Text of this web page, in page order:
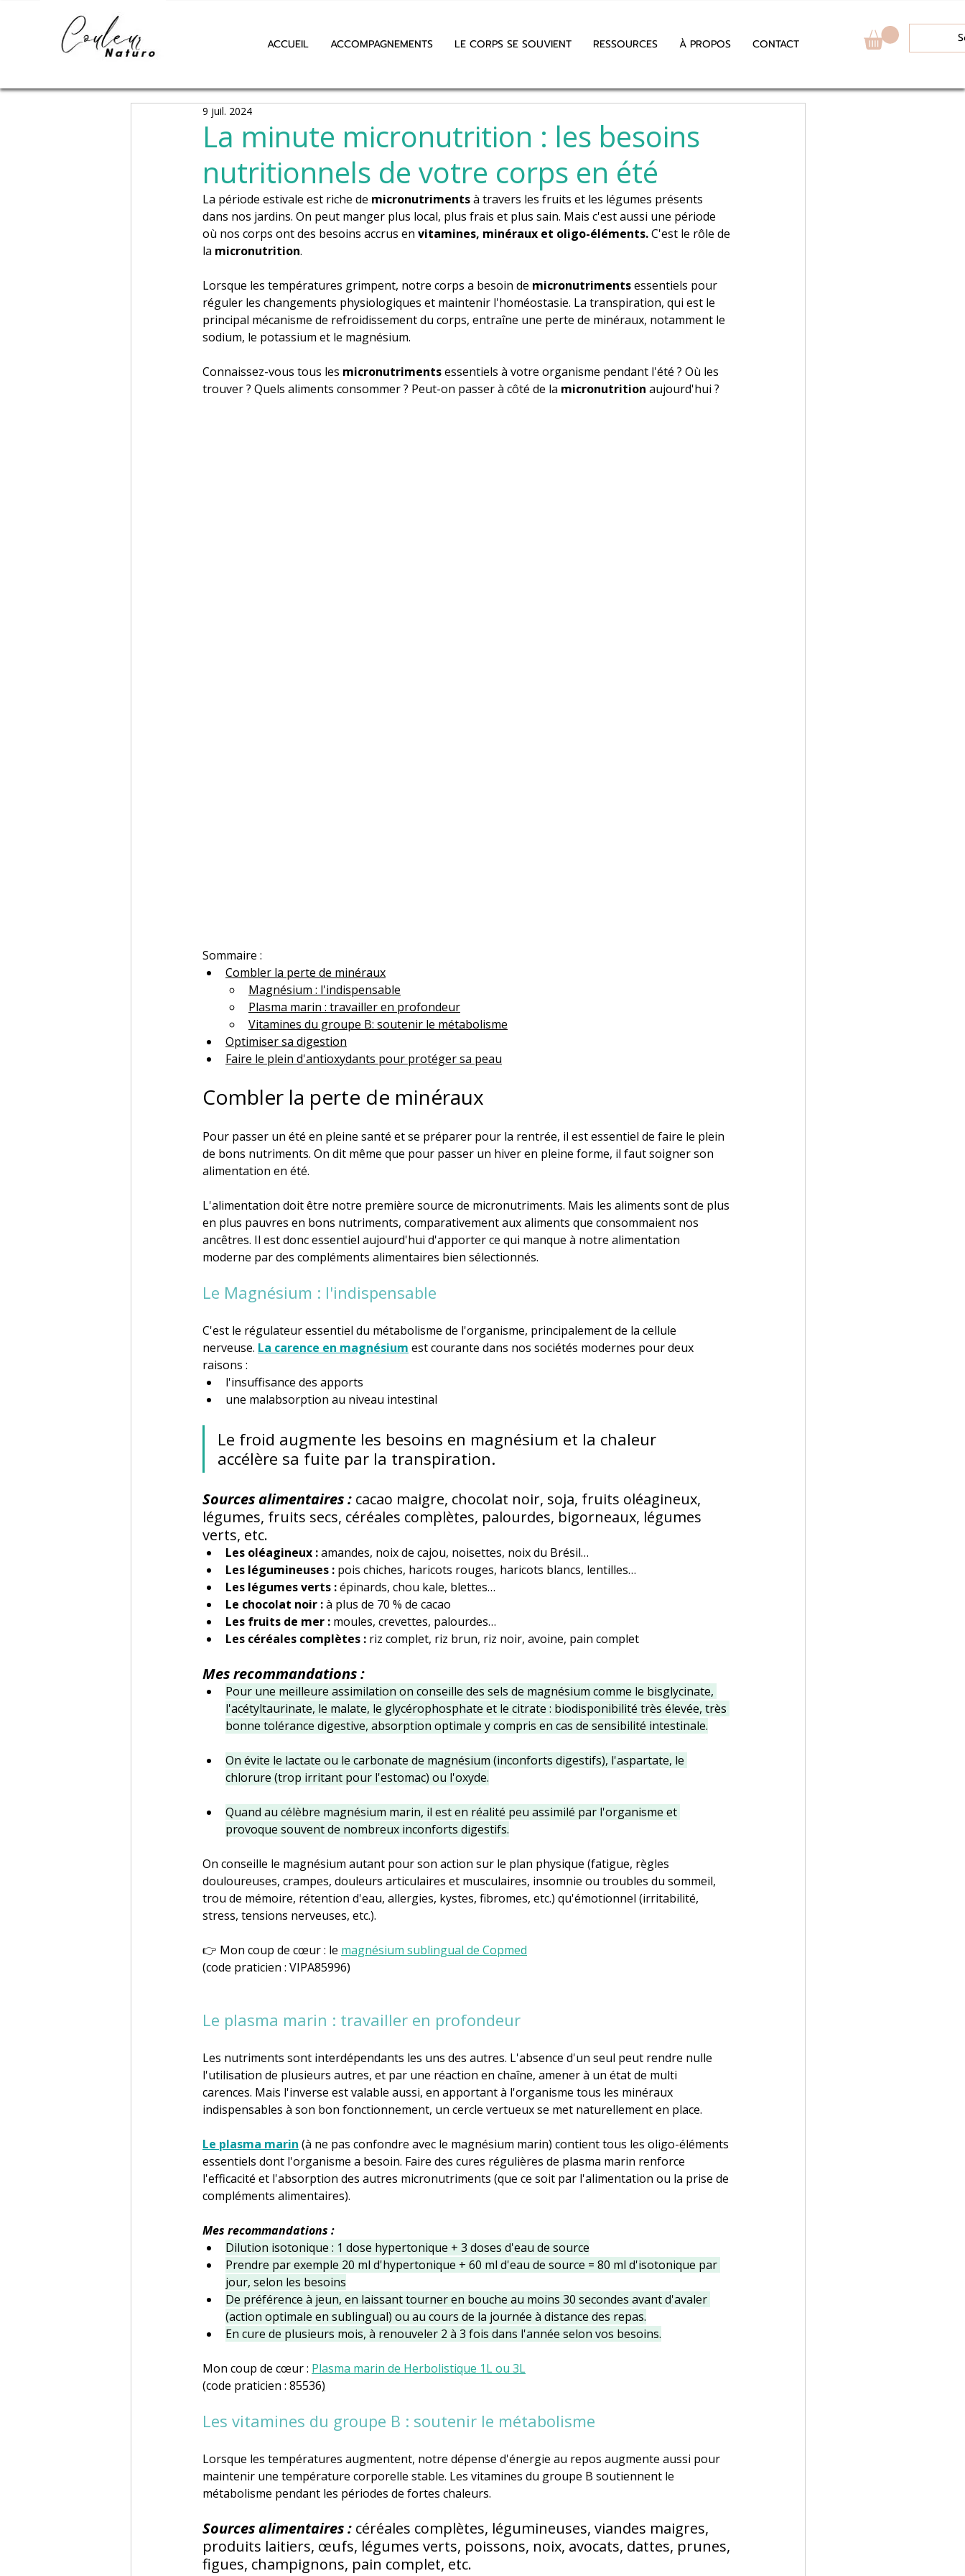
ACCUEIL ACCOMPAGNEMENTS LE CORPS SE SOUVIENT RESSOURCES À PROPOS CONTACT
La minute micronutrition : les besoins
nutritionnels de votre corps en été
9 juil. 2024
La période estivale est riche de micronutriments à travers les fruits et les légumes présents
dans nos jardins. On peut manger plus local, plus frais et plus sain. Mais c'est aussi une période
où nos corps ont des besoins accrus en vitamines, minéraux et oligo-éléments. C'est le rôle de
la micronutrition.
Lorsque les températures grimpent, notre corps a besoin de micronutriments essentiels pour
réguler les changements physiologiques et maintenir l'homéostasie. La transpiration, qui est le
principal mécanisme de refroidissement du corps, entraîne une perte de minéraux, notamment le
sodium, le potassium et le magnésium.
Connaissez-vous tous les micronutriments essentiels à votre organisme pendant l'été ? Où les
trouver ? Quels aliments consommer ? Peut-on passer à côté de la micronutrition aujourd'hui ?
Sommaire :
Combler la perte de minéraux
Magnésium : l'indispensable
Plasma marin : travailler en profondeur
Vitamines du groupe B: soutenir le métabolisme
Optimiser sa digestion
Faire le plein d'antioxydants pour protéger sa peau
Combler la perte de minéraux
Pour passer un été en pleine santé et se préparer pour la rentrée, il est essentiel de faire le plein
de bons nutriments. On dit même que pour passer un hiver en pleine forme, il faut soigner son
alimentation en été.
L'alimentation doit être notre première source de micronutriments. Mais les aliments sont de plus
en plus pauvres en bons nutriments, comparativement aux aliments que consommaient nos
ancêtres. Il est donc essentiel aujourd'hui d'apporter ce qui manque à notre alimentation
moderne par des compléments alimentaires bien sélectionnés.
Le Magnésium : l'indispensable
C'est le régulateur essentiel du métabolisme de l'organisme, principalement de la cellule
nerveuse. La carence en magnésium est courante dans nos sociétés modernes pour deux
raisons :
l'insuffisance des apports
une malabsorption au niveau intestinal
Le froid augmente les besoins en magnésium et la chaleur
accélère sa fuite par la transpiration.
Sources alimentaires : cacao maigre, chocolat noir, soja, fruits oléagineux,
légumes, fruits secs, céréales complètes, palourdes, bigorneaux, légumes
verts, etc.
Les oléagineux : amandes, noix de cajou, noisettes, noix du Brésil…
Les légumineuses : pois chiches, haricots rouges, haricots blancs, lentilles…
Les légumes verts : épinards, chou kale, blettes…
Le chocolat noir : à plus de 70 % de cacao
Les fruits de mer : moules, crevettes, palourdes…
Les céréales complètes : riz complet, riz brun, riz noir, avoine, pain complet
Mes recommandations :
Pour une meilleure assimilation on conseille des sels de magnésium comme le bisglycinate,
l'acétyltaurinate, le malate, le glycérophosphate et le citrate : biodisponibilité très élevée, très
bonne tolérance digestive, absorption optimale y compris en cas de sensibilité intestinale.
On évite le lactate ou le carbonate de magnésium (inconforts digestifs), l'aspartate, le
chlorure (trop irritant pour l'estomac) ou l'oxyde.
Quand au célèbre magnésium marin, il est en réalité peu assimilé par l'organisme et
provoque souvent de nombreux inconforts digestifs.
On conseille le magnésium autant pour son action sur le plan physique (fatigue, règles
douloureuses, crampes, douleurs articulaires et musculaires, insomnie ou troubles du sommeil,
trou de mémoire, rétention d'eau, allergies, kystes, fibromes, etc.) qu'émotionnel (irritabilité,
stress, tensions nerveuses, etc.).
👉 Mon coup de cœur : le magnésium sublingual de Copmed
(code praticien : VIPA85996)
Le plasma marin : travailler en profondeur
Les nutriments sont interdépendants les uns des autres. L'absence d'un seul peut rendre nulle
l'utilisation de plusieurs autres, et par une réaction en chaîne, amener à un état de multi
carences. Mais l'inverse est valable aussi, en apportant à l'organisme tous les minéraux
indispensables à son bon fonctionnement, un cercle vertueux se met naturellement en place.
Le plasma marin (à ne pas confondre avec le magnésium marin) contient tous les oligo-éléments
essentiels dont l'organisme a besoin. Faire des cures régulières de plasma marin renforce
l'efficacité et l'absorption des autres micronutriments (que ce soit par l'alimentation ou la prise de
compléments alimentaires).
Mes recommandations :
Dilution isotonique : 1 dose hypertonique + 3 doses d'eau de source
Prendre par exemple 20 ml d'hypertonique + 60 ml d'eau de source = 80 ml d'isotonique par
jour, selon les besoins
De préférence à jeun, en laissant tourner en bouche au moins 30 secondes avant d'avaler
(action optimale en sublingual) ou au cours de la journée à distance des repas.
En cure de plusieurs mois, à renouveler 2 à 3 fois dans l'année selon vos besoins.
Mon coup de cœur : Plasma marin de Herbolistique 1L ou 3L
(code praticien : 85536)
Les vitamines du groupe B : soutenir le métabolisme
Lorsque les températures augmentent, notre dépense d'énergie au repos augmente aussi pour
maintenir une température corporelle stable. Les vitamines du groupe B soutiennent le
métabolisme pendant les périodes de fortes chaleurs.
Sources alimentaires : céréales complètes, légumineuses, viandes maigres,
produits laitiers, œufs, légumes verts, poissons, noix, avocats, dattes, prunes,
figues, champignons, pain complet, etc.